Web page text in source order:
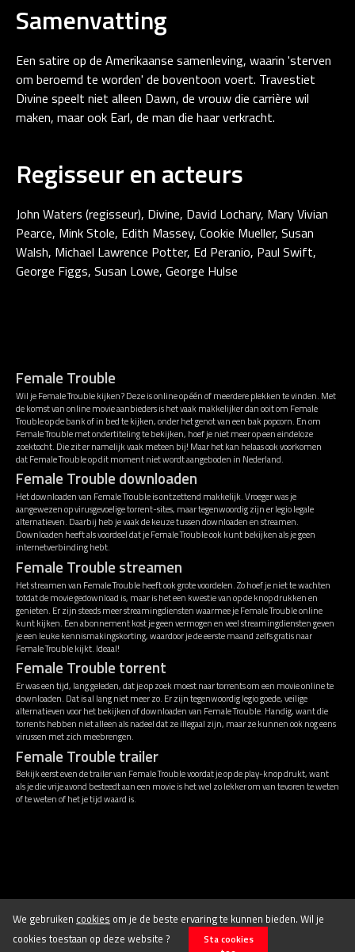
Samenvatting
Een satire op de Amerikaanse samenleving, waarin 'sterven
om beroemd te worden' de boventoon voert. Travestiet
Divine speelt niet alleen Dawn, de vrouw die carrière wil
maken, maar ook Earl, de man die haar verkracht.
Regisseur en acteurs
John Waters (regisseur), Divine, David Lochary, Mary Vivian
Pearce, Mink Stole, Edith Massey, Cookie Mueller, Susan
Walsh, Michael Lawrence Potter, Ed Peranio, Paul Swift,
George Figgs, Susan Lowe, George Hulse
Female Trouble
Wil je Female Trouble kijken? Deze is online op één of meerdere plekken te vinden. Met
de komst van online movie aanbieders is het vaak makkelijker dan ooit om Female
Trouble op de bank of in bed te kijken, onder het genot van een bak popcorn. En om
Female Trouble met ondertiteling te bekijken, hoef je niet meer op een eindeloze
zoektocht. Die zit er namelijk vaak meteen bij! Maar het kan helaas ook voorkomen
dat Female Trouble op dit moment niet wordt aangeboden in Nederland.
Female Trouble downloaden
Het downloaden van Female Trouble is ontzettend makkelijk. Vroeger was je
aangewezen op virusgevoelige torrent-sites, maar tegenwoordig zijn er legio legale
alternatieven. Daarbij heb je vaak de keuze tussen downloaden en streamen.
Downloaden heeft als voordeel dat je Female Trouble ook kunt bekijken als je geen
internetverbinding hebt.
Female Trouble streamen
Het streamen van Female Trouble heeft ook grote voordelen. Zo hoef je niet te wachten
totdat de movie gedownload is, maar is het een kwestie van op de knop drukken en
genieten. Er zijn steeds meer streamingdiensten waarmee je Female Trouble online
kunt kijken. Een abonnement kost je geen vermogen en veel streamingdiensten geven
je een leuke kennismakingskorting, waardoor je de eerste maand zelfs gratis naar
Female Trouble kijkt. Ideaal!
Female Trouble torrent
Er was een tijd, lang geleden, dat je op zoek moest naar torrents om een movie online te
downloaden. Dat is al lang niet meer zo. Er zijn tegenwoordig legio goede, veilige
alternatieven voor het bekijken of downloaden van Female Trouble. Handig, want die
torrents hebben niet alleen als nadeel dat ze illegaal zijn, maar ze kunnen ook nog eens
virussen met zich meebrengen.
Female Trouble trailer
Bekijk eerst even de trailer van Female Trouble voordat je op de play-knop drukt, want
als je die vrije avond besteedt aan een movie is het wel zo lekker om van tevoren te weten
of te weten of het je tijd waard is.
We gebruiken cookies om je de beste ervaring te kunnen bieden. Wil je
cookies toestaan op deze website ?
Sta cookies
Disclaimer Algemene voorwaarden